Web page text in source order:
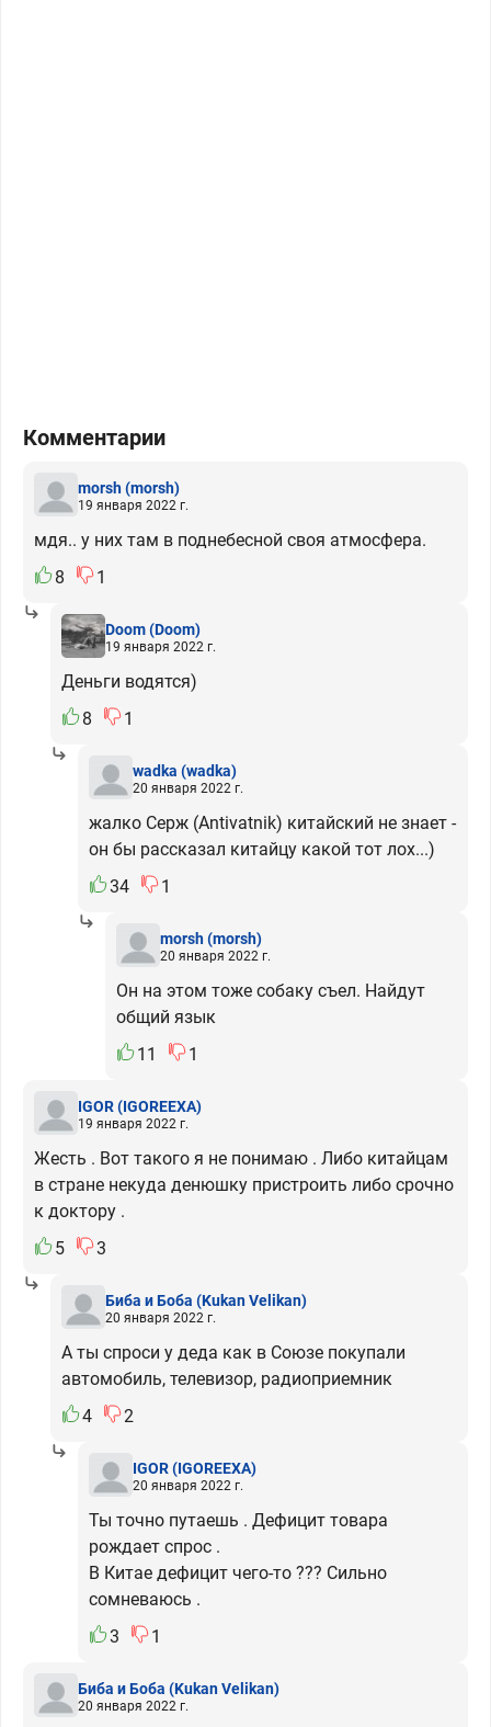
Комментарии
morsh(morsh)
19 января 2022 г.
мдя.. у них там в поднебесной своя атмосфера.
8
1
Doom(Doom)
19 января 2022 г.
Деньги водятся)
8
1
wadka (wadka)
20 января 2022 г.
жалко Серж (Antivatnik) китайский не знает -
он бы рассказал китайцу какой тот лох...)
34
1
morsh(morsh)
20 января 2022 г.
Он на этом тоже собаку съел. Найдут
общий язык
11
1
IGOR(IGOREEXA)
19 января 2022 г.
Жесть . Вот такого я не понимаю . Либо китайцам
в стране некуда денюшку пристроить либо срочно
к доктору .
5
3
Биба и Боба (Kukan Velikan)
20 января 2022 г.
А ты спроси у деда как в Союзе покупали
автомобиль, телевизор, радиоприемник
4
2
IGOR(IGOREEXA)
20 января 2022 г.
Ты точно путаешь . Дефицит товара
рождает спрос .
В Китае дефицит чего-то ??? Сильно
сомневаюсь .
3
1
Биба и Боба (Kukan Velikan)
20 января 2022 г.